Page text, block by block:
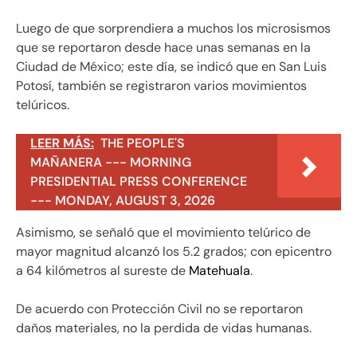
Luego de que sorprendiera a muchos los microsismos
que se reportaron desde hace unas semanas en la
Ciudad de México; este día, se indicó que en San Luis
Potosí, también se registraron varios movimientos
telúricos.
LEER MÁS: THE PEOPLE'S
MAÑANERA --- MORNING
PRESIDENTIAL PRESS CONFERENCE
--- MONDAY, AUGUST 3, 2026
Asimismo, se señaló que el movimiento telúrico de
mayor magnitud alcanzó los 5.2 grados; con epicentro
a 64 kilómetros al sureste de Matehuala.
De acuerdo con Protección Civil no se reportaron
daños materiales, no la perdida de vidas humanas.